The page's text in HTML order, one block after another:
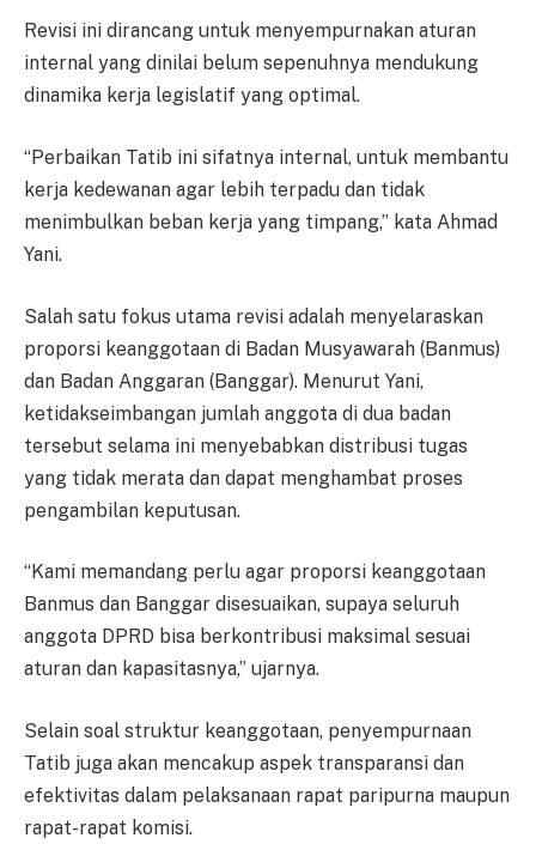
Revisi ini dirancang untuk menyempurnakan aturan
internal yang dinilai belum sepenuhnya mendukung
dinamika kerja legislatif yang optimal.
“Perbaikan Tatib ini sifatnya internal, untuk membantu
kerja kedewanan agar lebih terpadu dan tidak
menimbulkan beban kerja yang timpang,” kata Ahmad
Yani.
Salah satu fokus utama revisi adalah menyelaraskan
proporsi keanggotaan di Badan Musyawarah (Banmus)
dan Badan Anggaran (Banggar). Menurut Yani,
ketidakseimbangan jumlah anggota di dua badan
tersebut selama ini menyebabkan distribusi tugas
yang tidak merata dan dapat menghambat proses
pengambilan keputusan.
“Kami memandang perlu agar proporsi keanggotaan
Banmus dan Banggar disesuaikan, supaya seluruh
anggota DPRD bisa berkontribusi maksimal sesuai
aturan dan kapasitasnya,” ujarnya.
Selain soal struktur keanggotaan, penyempurnaan
Tatib juga akan mencakup aspek transparansi dan
efektivitas dalam pelaksanaan rapat paripurna maupun
rapat-rapat komisi.